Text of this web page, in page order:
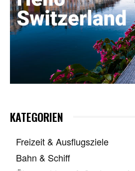
KATEGORIEN
Freizeit & Ausflugsziele
Bahn & Schiff